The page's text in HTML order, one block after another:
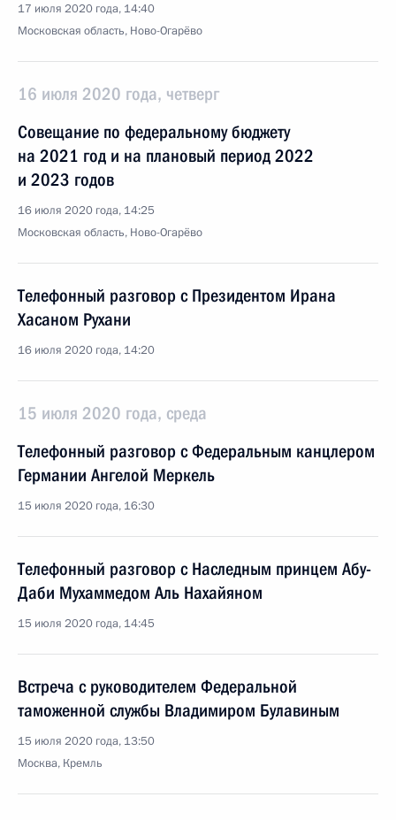
17 июля 2020 года, 14:40
Московская область, Ново-Огарёво
16 июля 2020 года, четверг
Совещание по федеральному бюджету
на 2021 год и на плановый период 2022
и 2023 годов
16 июля 2020 года, 14:25
Московская область, Ново-Огарёво
Телефонный разговор с Президентом Ирана
Хасаном Рухани
16 июля 2020 года, 14:20
15 июля 2020 года, среда
Телефонный разговор с Федеральным канцлером
Германии Ангелой Меркель
15 июля 2020 года, 16:30
Телефонный разговор с Наследным принцем Абу-
Даби Мухаммедом Аль Нахайяном
15 июля 2020 года, 14:45
Встреча с руководителем Федеральной
таможенной службы Владимиром Булавиным
15 июля 2020 года, 13:50
Москва, Кремль